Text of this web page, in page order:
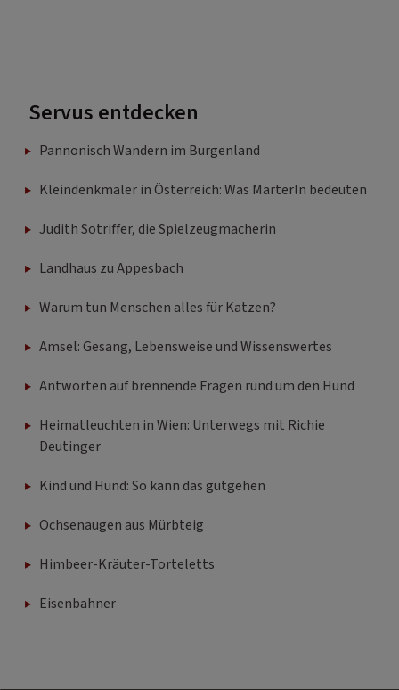
Servus entdecken
Pannonisch Wandern im Burgenland
Kleindenkmäler in Österreich: Was Marterln bedeuten
Judith Sotriffer, die Spielzeugmacherin
Landhaus zu Appesbach
Warum tun Menschen alles für Katzen?
Amsel: Gesang, Lebensweise und Wissenswertes
Antworten auf brennende Fragen rund um den Hund
Heimatleuchten in Wien: Unterwegs mit Richie
Deutinger
Kind und Hund: So kann das gutgehen
Ochsenaugen aus Mürbteig
Himbeer-Kräuter-Torteletts
Eisenbahner